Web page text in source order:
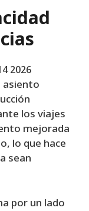
2026
asiento
los viajes
mejorada
lo que hace
sean
por un lado